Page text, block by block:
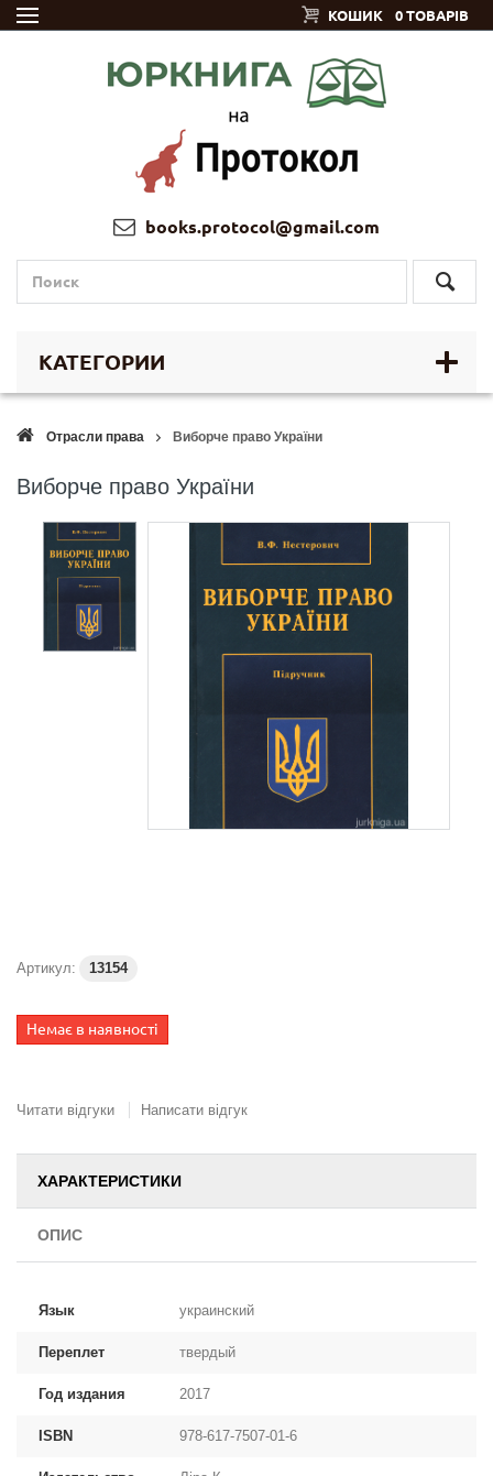
КОШИК 0 ТОВАРІВ
books.protocol@gmail.com
КАТЕГОРИИ
Отрасли права Виборче право України
Виборче право України
Артикул: 13154
Немає в наявності
Читати відгуки Написати відгук
ХАРАКТЕРИСТИКИ
ОПИС
Язык украинский
Переплет твердый
Год издания 2017
ISBN 978-617-7507-01-6